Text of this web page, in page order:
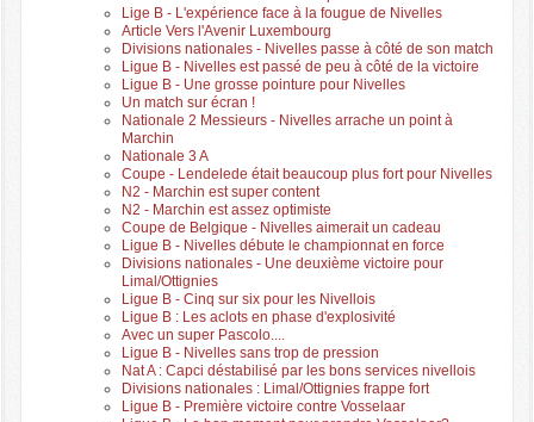
Lige B - L'expérience face à la fougue de Nivelles
Article Vers l'Avenir Luxembourg
Divisions nationales - Nivelles passe à côté de son match
Ligue B - Nivelles est passé de peu à côté de la victoire
Ligue B - Une grosse pointure pour Nivelles
Un match sur écran !
Nationale 2 Messieurs - Nivelles arrache un point à
Marchin
Nationale 3 A
Coupe - Lendelede était beaucoup plus fort pour Nivelles
N2 - Marchin est super content
N2 - Marchin est assez optimiste
Coupe de Belgique - Nivelles aimerait un cadeau
Ligue B - Nivelles débute le championnat en force
Divisions nationales - Une deuxième victoire pour
Limal/Ottignies
Ligue B - Cinq sur six pour les Nivellois
Ligue B : Les aclots en phase d'explosivité
Avec un super Pascolo....
Ligue B - Nivelles sans trop de pression
Nat A : Capci déstabilisé par les bons services nivellois
Divisions nationales : Limal/Ottignies frappe fort
Ligue B - Première victoire contre Vosselaar